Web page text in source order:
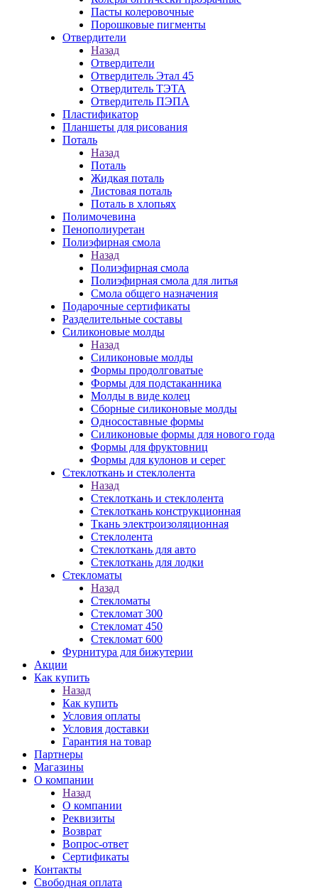
Пасты колеровочные
Порошковые пигменты
Отвердители
Назад
Отвердители
Отвердитель Этал 45
Отвердитель ТЭТА
Отвердитель ПЭПА
Пластификатор
Планшеты для рисования
Поталь
Назад
Поталь
Жидкая поталь
Листовая поталь
Поталь в хлопьях
Полимочевина
Пенополиуретан
Полиэфирная смола
Назад
Полиэфирная смола
Полиэфирная смола для литья
Смола общего назначения
Подарочные сертификаты
Разделительные составы
Силиконовые молды
Назад
Силиконовые молды
Формы продолговатые
Формы для подстаканника
Молды в виде колец
Сборные силиконовые молды
Односоставные формы
Силиконовые формы для нового года
Формы для фруктовниц
Формы для кулонов и серег
Стеклоткань и стеклолента
Назад
Стеклоткань и стеклолента
Стеклоткань конструкционная
Ткань электроизоляционная
Стеклолента
Стеклоткань для авто
Стеклоткань для лодки
Стекломаты
Назад
Стекломаты
Стекломат 300
Стекломат 450
Стекломат 600
Фурнитура для бижутерии
Акции
Как купить
Назад
Как купить
Условия оплаты
Условия доставки
Гарантия на товар
Партнеры
Магазины
О компании
Назад
О компании
Реквизиты
Возврат
Вопрос-ответ
Сертификаты
Контакты
Свободная оплата